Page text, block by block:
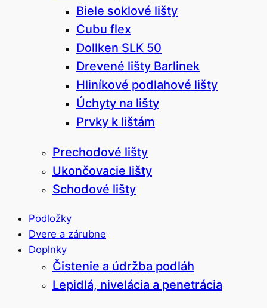
Biele soklové lišty
Cubu flex
Dollken SLK 50
Drevené lišty Barlinek
Hliníkové podlahové lišty
Úchyty na lišty
Prvky k lištám
Prechodové lišty
Ukončovacie lišty
Schodové lišty
Podložky
Dvere a zárubne
Doplnky
Čistenie a údržba podláh
Lepidlá, nivelácia a penetrácia